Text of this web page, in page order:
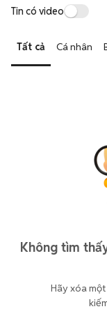
Tin có video
Tất cả Cá nhân
Không tìm
Hãy xóa